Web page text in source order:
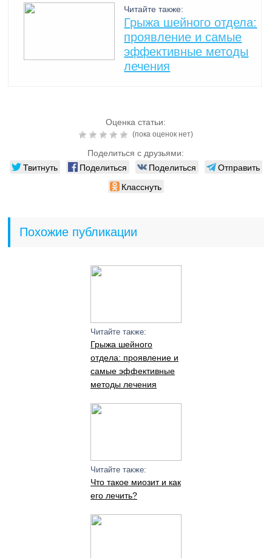
Читайте также:
Грыжа шейного отдела:
проявление и самые
эффективные методы
лечения
Оценка статьи:
(пока оценок нет)
Поделиться с друзьями:
Твитнуть Поделиться Поделиться
Отправить
Класснуть
Похожие публикации
Читайте также:
Грыжа шейного
отдела: проявление и
самые эффективные
методы лечения
Читайте также:
Что такое миозит и как
его лечить?